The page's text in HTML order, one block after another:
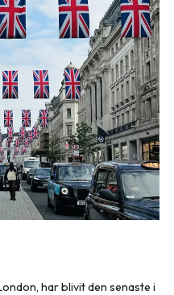
har blivit den senaste i